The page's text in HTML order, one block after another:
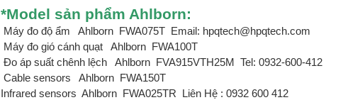
*Model sản phẩm Ahlborn:
Máy đo độ ẩm Ahlborn FWA075T Email: hpqtech@hpqtech.com
Máy đo gió cánh quạt
Ahlborn FWA100T
Đo áp suất chênh lệch
Ahlborn FVA915VTH25M Tel: 0932-600-412
Cable sensors
Ahlborn FWA150T
Infrared sensors Ahlborn FWA025TR Liên Hệ : 0932 600 412